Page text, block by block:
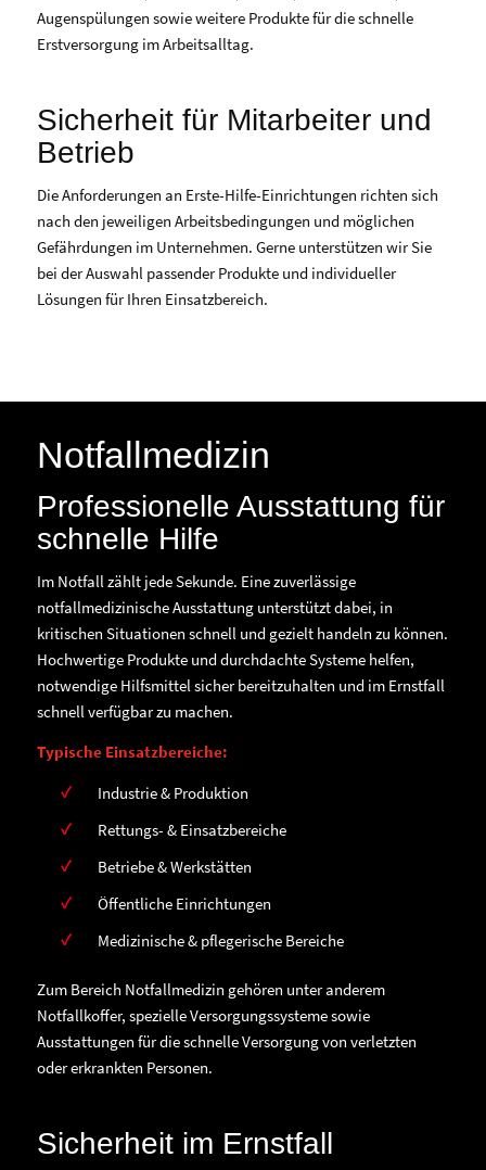
Augenspülungen sowie weitere Produkte für die schnelle
Erstversorgung im Arbeitsalltag.
Sicherheit für Mitarbeiter und
Betrieb
Die Anforderungen an Erste-Hilfe-Einrichtungen richten sich
nach den jeweiligen Arbeitsbedingungen und möglichen
Gefährdungen im Unternehmen. Gerne unterstützen wir Sie
bei der Auswahl passender Produkte und individueller
Lösungen für Ihren Einsatzbereich.
Notfallmedizin
Professionelle Ausstattung für
schnelle Hilfe
Im Notfall zählt jede Sekunde. Eine zuverlässige
notfallmedizinische Ausstattung unterstützt dabei, in
kritischen Situationen schnell und gezielt handeln zu können.
Hochwertige Produkte und durchdachte Systeme helfen,
notwendige Hilfsmittel sicher bereitzuhalten und im Ernstfall
schnell verfügbar zu machen.
Typische Einsatzbereiche:
Industrie & Produktion
Rettungs- & Einsatzbereiche
Betriebe & Werkstätten
Öffentliche Einrichtungen
Medizinische & pflegerische Bereiche
Zum Bereich Notfallmedizin gehören unter anderem
Notfallkoffer, spezielle Versorgungssysteme sowie
Ausstattungen für die schnelle Versorgung von verletzten
oder erkrankten Personen.
Sicherheit im Ernstfall